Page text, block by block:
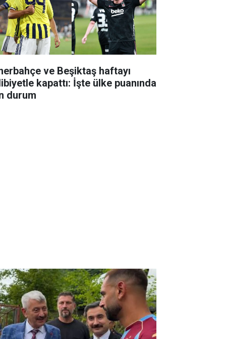
ve Beşiktaş haftayı
kapattı: İşte ülke puanında
durum